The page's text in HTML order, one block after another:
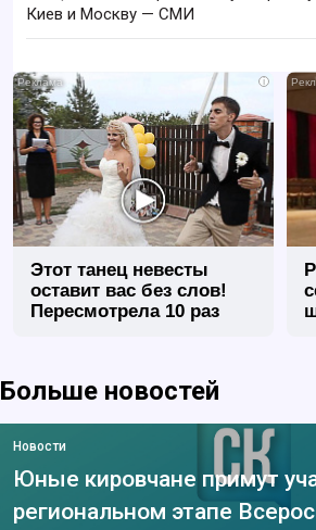
Киев и Москву — СМИ
i
Этот танец невесты
оставит вас без слов!
Пересмотрела 10 раз
Больше новостей
Новости
Юные кировчане примут
региональном этапе